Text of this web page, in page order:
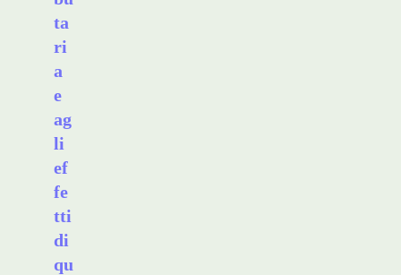
ta
ri
a
e
ag
li
ef
fe
tti
di
qu